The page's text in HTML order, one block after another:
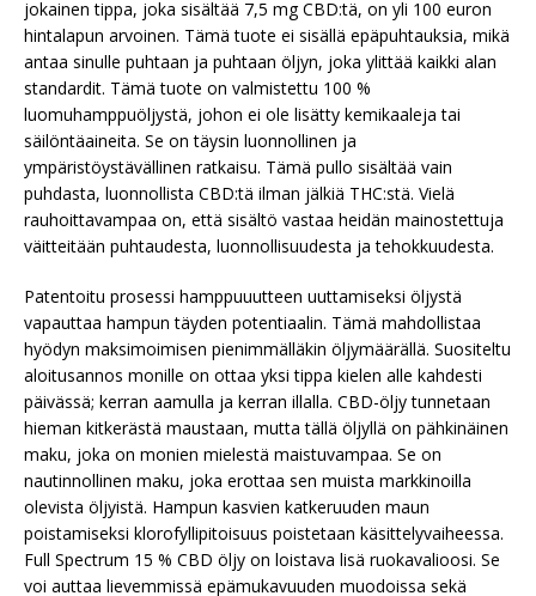
jokainen tippa, joka sisältää 7,5 mg CBD:tä, on yli 100 euron
hintalapun arvoinen. Tämä tuote ei sisällä epäpuhtauksia, mikä
antaa sinulle puhtaan ja puhtaan öljyn, joka ylittää kaikki alan
standardit. Tämä tuote on valmistettu 100 %
luomuhamppuöljystä, johon ei ole lisätty kemikaaleja tai
säilöntäaineita. Se on täysin luonnollinen ja
ympäristöystävällinen ratkaisu. Tämä pullo sisältää vain
puhdasta, luonnollista CBD:tä ilman jälkiä THC:stä. Vielä
rauhoittavampaa on, että sisältö vastaa heidän mainostettuja
väitteitään puhtaudesta, luonnollisuudesta ja tehokkuudesta.
Patentoitu prosessi hamppuuutteen uuttamiseksi öljystä
vapauttaa hampun täyden potentiaalin. Tämä mahdollistaa
hyödyn maksimoimisen pienimmälläkin öljymäärällä. Suositeltu
aloitusannos monille on ottaa yksi tippa kielen alle kahdesti
päivässä; kerran aamulla ja kerran illalla. CBD-öljy tunnetaan
hieman kitkerästä maustaan, mutta tällä öljyllä on pähkinäinen
maku, joka on monien mielestä maistuvampaa. Se on
nautinnollinen maku, joka erottaa sen muista markkinoilla
olevista öljyistä. Hampun kasvien katkeruuden maun
poistamiseksi klorofyllipitoisuus poistetaan käsittelyvaiheessa.
Full Spectrum 15 % CBD öljy on loistava lisä ruokavalioosi. Se
voi auttaa lievemmissä epämukavuuden muodoissa sekä